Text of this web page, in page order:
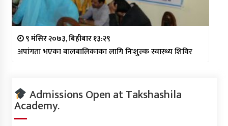
९ मंसिर २०७३, बिहीबार १३:२९
अपांगता भएका बालबालिकाका लागि निःशुल्क स्वास्थ्य शिविर
Admissions Open at Takshashila
Academy.